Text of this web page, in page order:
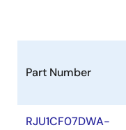
Part Number
RJU1CF07DWA-